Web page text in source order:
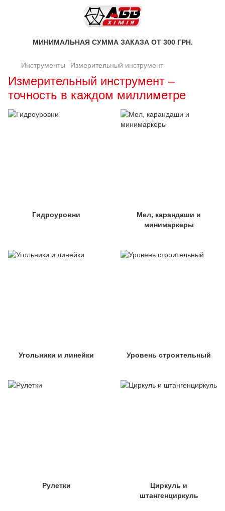
МИНИМАЛЬНАЯ СУММА ЗАКАЗА ОТ 300 ГРН.
Инструменты Измерительный инструмент
Измерительный инструмент –
точность в каждом миллиметре
Гидроуровни
Мел, карандаши и
минимаркеры
Угольники и линейки Уровень строительный
Рулетки
Циркуль и
штангенциркуль